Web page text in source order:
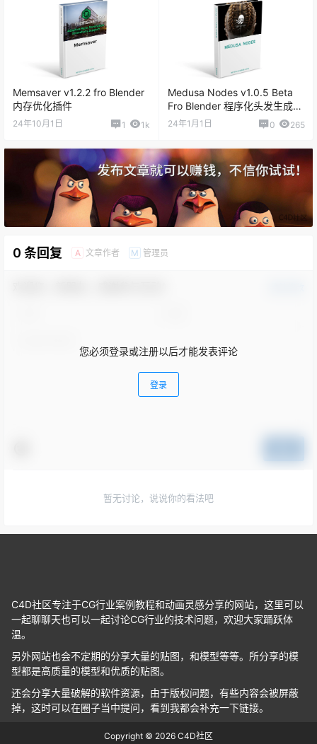
Memsaver v1.2.2 fro Blender
内存优化插件
24年10月1日 1 1k
Medusa Nodes v1.0.5 Beta
Fro Blender 程序化头发生成插
件
24年1月1日 0 265
0 条回复 A 文章作者 M 管理员
您必须登录或注册以后才能发表评论
登录
暂无讨论，说说你的看法吧
C4D社区专注于CG行业案例教程和动画灵感分享的网站，这里可以
一起聊聊天也可以一起讨论CG行业的技术问题，欢迎大家踊跃体
温。
另外网站也会不定期的分享大量的贴图，和模型等等。所分享的模
型都是高质量的模型和优质的贴图。
还会分享大量破解的软件资源，由于版权问题，有些内容会被屏蔽
掉，这时可以在圈子当中提问，看到我都会补充一下链接。
Copyright © 2026 C4D社区